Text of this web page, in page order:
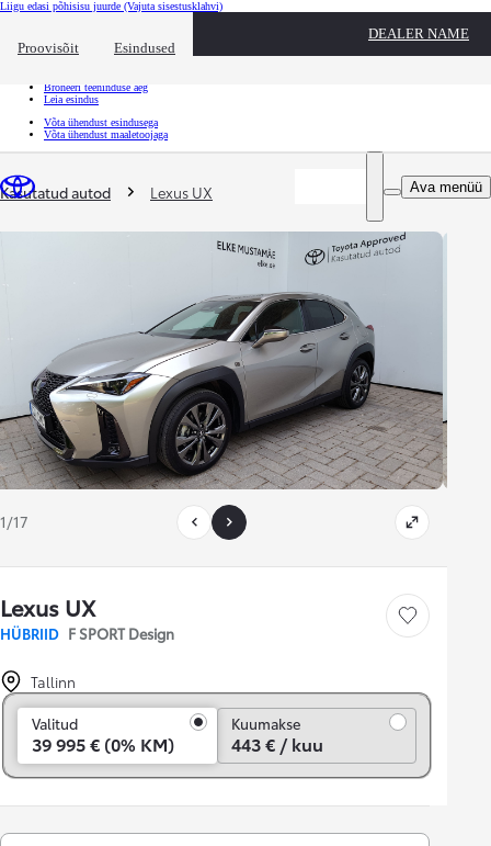
Liigu edasi põhisisu juurde (Vajuta sisestusklahvi)
Proovisõit Esindused
DEALER NAME
Kiirtee Klõpsa kiirtee ülekatte sulgemiseks
Broneeri teeninduse aeg
Leia esindus
Võta ühendust esindusega
Võta ühendust maaletoojaga
Ava menüü
Sina oled siin
Kasutatud autod Lexus UX
1/17
Lexus UX
HÜBRIID F SPORT Design
Salvesta
Tallinn
Valitud
39 995 € (0% KM)
Kuumakse
443 € / kuu